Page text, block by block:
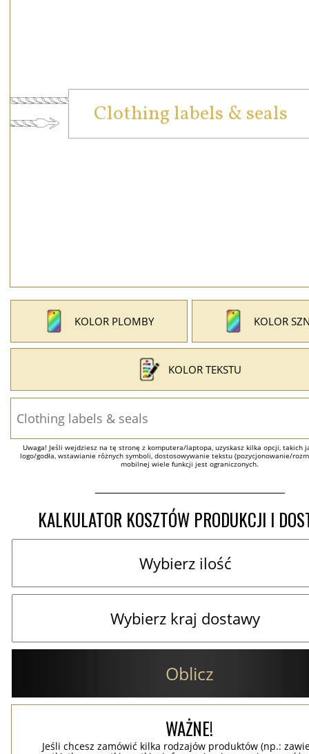
KOLOR PLOMBY KOLOR
KOLOR TEKSTU
Uwaga! Jeśli wejdziesz na tę stronę z komputera/laptopa, uzyskasz kilka opcji, takich
logo/godła, wstawianie różnych symboli, dostosowywanie tekstu (pozycjonowanie/
mobilnej wiele funkcji jest ograniczonych.
KALKULATOR KOSZTÓW PRODUKCJI I
Oblicz
WAŻNE!
Jeśli chcesz zamówić kilka rodzajów produktów (np.: